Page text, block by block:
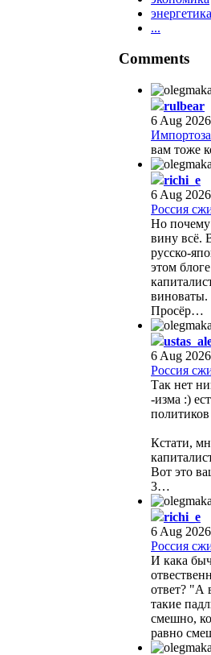
энергетика
...
Comments
rulbear
6 Aug
вам тоже
richi_e
6 Aug
Россия
Но почему
вину всё.
русско-
этом
Просёр…
6 Aug
Россия
Так нет
-изма :)
Кстати,
Вот это
3…
richi_e
6 Aug
Россия
И кака
ответ? "А
такие
смешно,
равно